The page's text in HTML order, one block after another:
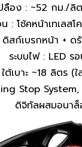
ลือง : ~52 กม./ลิ
น : โช้คหน้าเทเล
ดิสก์เบรกหน้า + ด
ระบบไฟ : LED ร
เบาะ ~18 ลิตร (
Stop
ดิจิทัลผสมอนา